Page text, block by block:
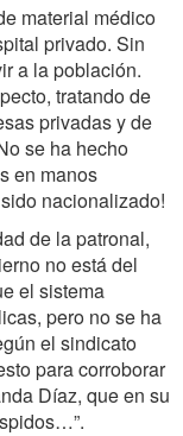
material médico
privado. Sin
a la población.
tratando de
privadas y de
se ha hecho
en manos
nacionalizado!
de la patronal,
no está del
el sistema
pero no se ha
el sindicato
para corroborar
Díaz, que en su